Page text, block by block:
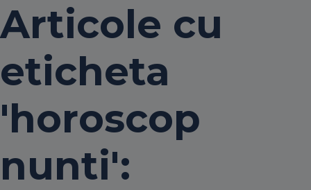
Articole cu
eticheta
'horoscop
nunti':